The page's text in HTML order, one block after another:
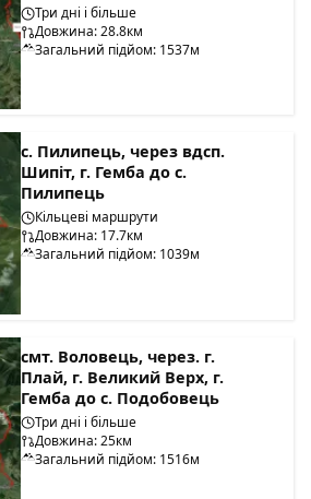
Три дні і більше
Довжина: 28.8км
Загальний підйом: 1537м
с. Пилипець, через вдсп.
Шипіт, г. Гемба до с.
Пилипець
Кільцеві маршрути
Довжина: 17.7км
Загальний підйом: 1039м
смт. Воловець, через. г.
Плай, г. Великий Верх, г.
Гемба до с. Подобовець
Три дні і більше
Довжина: 25км
Загальний підйом: 1516м